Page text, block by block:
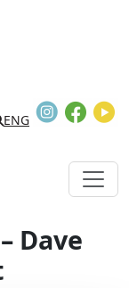
Search
ENG
Instagram
Dave